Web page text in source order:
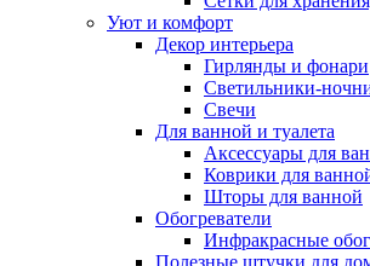
Уют и комфорт
Декор интерьера
Гирлянды и фонари
Светильники-
Свечи
Для ванной и туалета
Аксессуары для
Коврики для
Шторы для ванной
Обогреватели
Инфракрасные
Полезные штучки для